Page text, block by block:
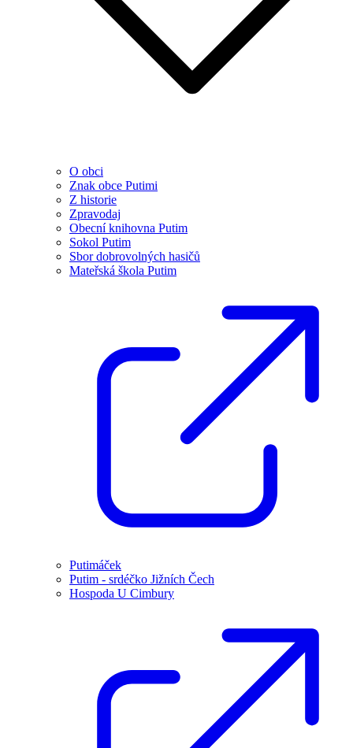
O obci
Znak obce Putimi
Z historie
Zpravodaj
Obecní knihovna Putim
Sokol Putim
Sbor dobrovolných hasičů
Mateřská škola Putim
Putimáček
Putim - srdéčko Jižních Čech
Hospoda U Cimbury